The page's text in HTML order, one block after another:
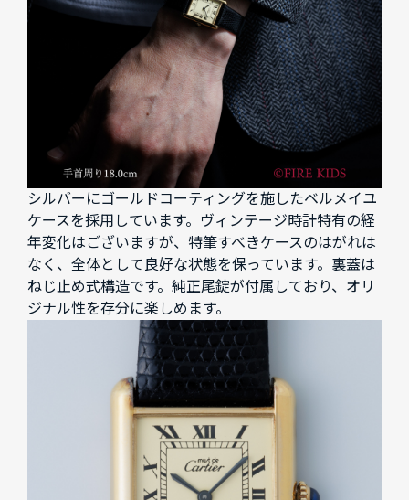
シルバーにゴールドコーティングを施したベルメイユ
ケースを採用しています。ヴィンテージ時計特有の経
年変化はございますが、特筆すべきケースのはがれは
なく、全体として良好な状態を保っています。裏蓋は
ねじ止め式構造です。純正尾錠が付属しており、オリ
ジナル性を存分に楽しめます。